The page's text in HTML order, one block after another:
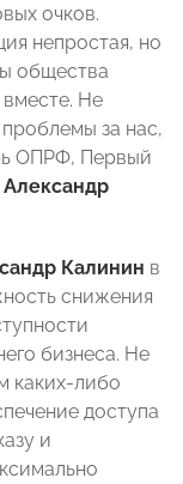
очков.
непростая, но
общества
Не
за нас,
ОПРФ, Первый
Александр
Калинин в
снижения
бизнеса. Не
каких-либо
доступа
и